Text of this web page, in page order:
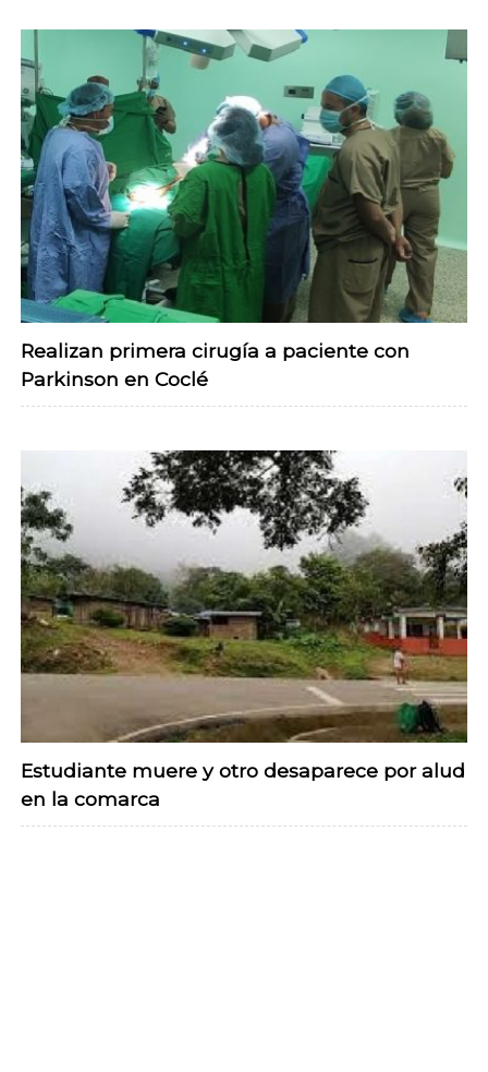
Realizan primera cirugía a paciente con
Parkinson en Coclé
Estudiante muere y otro desaparece por alud
en la comarca